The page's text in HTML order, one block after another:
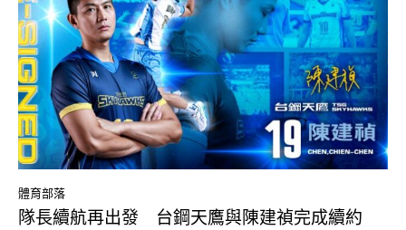
體育部落
隊長續航再出發 台鋼天鷹與陳建禎完成續約